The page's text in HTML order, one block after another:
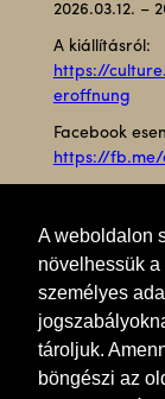
A weboldalon
növelhessük
személyes
tároljuk.
böngészi az
2026.03.12. –
A kiállításról:
https://
eroffnung
Facebook
https://fb.me/